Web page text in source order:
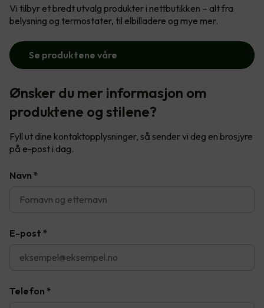
Vi tilbyr et bredt utvalg produkter i nettbutikken – alt fra
belysning og termostater, til elbilladere og mye mer.
Se produktene våre
Ønsker du mer informasjon om
produktene og stilene?
Fyll ut dine kontaktopplysninger, så sender vi deg en brosjyre
på e-post i dag.
Navn *
E-post *
Telefon *